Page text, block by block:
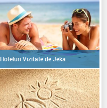
Hoteluri Vizitate de Jeka